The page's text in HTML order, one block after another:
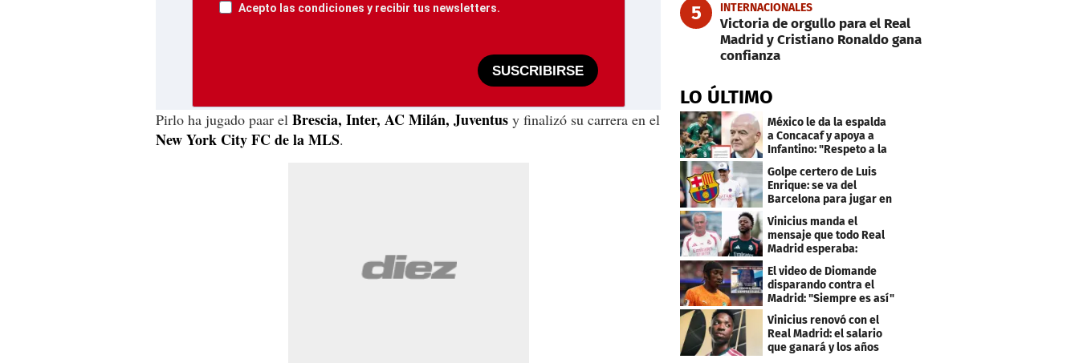
Acepto las condiciones y recibir tus newsletters.
SUSCRIBIRSE
Pirlo ha jugado paar el Brescia, Inter, AC Milán, Juventus y finalizó su carrera en el
New York City FC de la MLS.
5 INTERNACIONALES
Victoria de orgullo para el Real
Madrid y Cristiano Ronaldo gana
confianza
LO ÚLTIMO
México le da la espalda
a Concacaf y apoya a
Infantino: "Respeto a la
gobernanza"
Golpe certero de Luis
Enrique: se va del
Barcelona para jugar en
el PSG
Vinicius manda el
mensaje que todo Real
Madrid esperaba:
"Mourinho..."
El video de Diomande
disparando contra el
Madrid: "Siempre es así"
Vinicius renovó con el
Real Madrid: el salario
que ganará y los años